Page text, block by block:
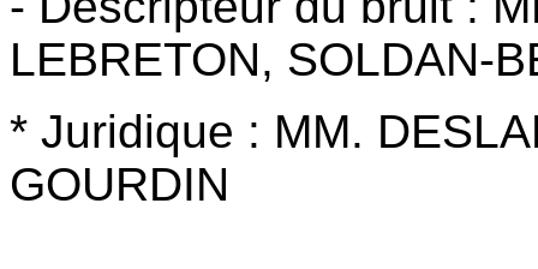
LEBRETON, SOLDAN-
* Juridique : MM.
GOURDIN